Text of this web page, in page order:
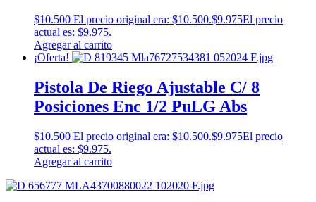
$10.500 El precio original era: $10.500.$9.975El precio
actual es: $9.975.
Agregar al carrito
¡Oferta!
Pistola De Riego Ajustable C/ 8
Posiciones Enc 1/2 PuLG Abs
$10.500 El precio original era: $10.500.$9.975El precio
actual es: $9.975.
Agregar al carrito